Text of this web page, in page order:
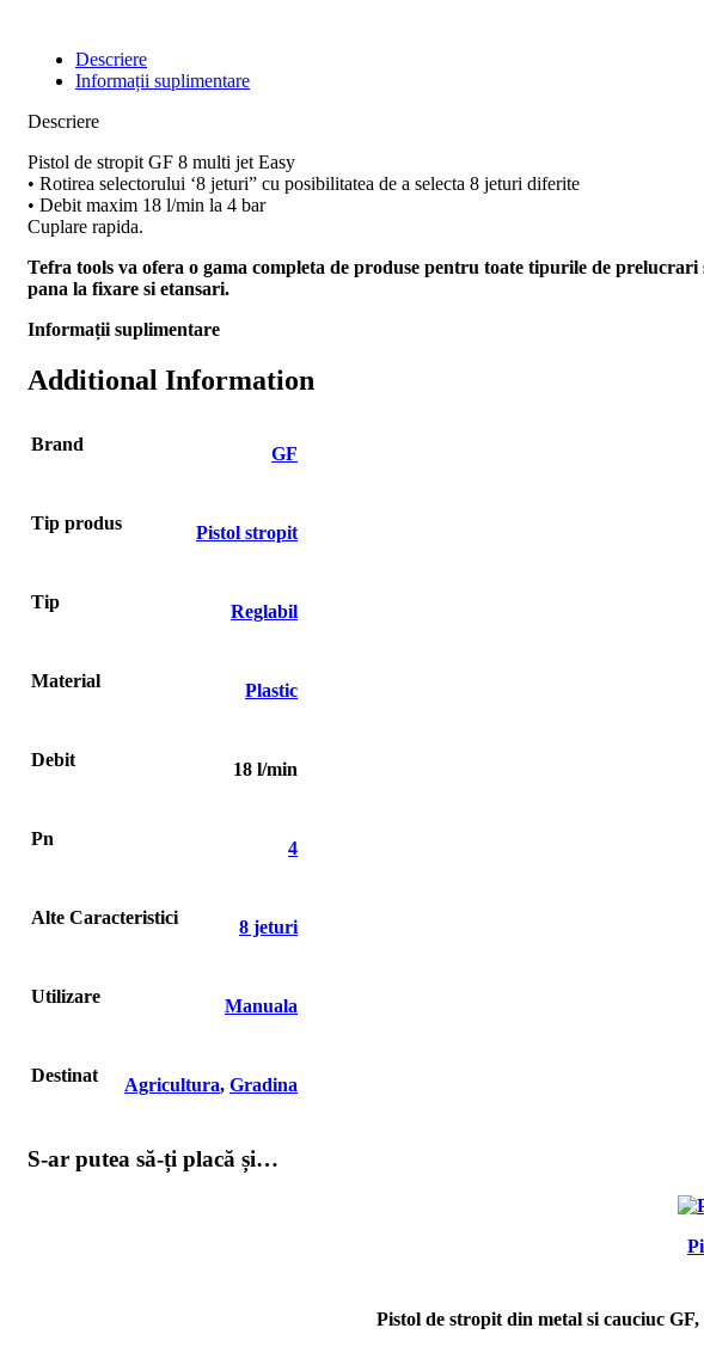
Descriere
Informații suplimentare
Descriere
Pistol de stropit GF 8 multi jet Easy
• Rotirea selectorului ‘8 jeturi” cu posibilitatea de a selecta 8 jeturi diferite
• Debit maxim 18 l/min la 4 bar
Cuplare rapida.
Tefra tools va ofera o gama completa de produse pentru toate tipurile de
pana la fixare si etansari.
Informații suplimentare
Additional Information
Brand GF
Tip produs Pistol stropit
Tip Reglabil
Material Plastic
Debit 18 l/min
Pn 4
Alte Caracteristici 8 jeturi
Utilizare Manuala
Destinat Agricultura, Gradina
S-ar putea să-ți placă și…
Pistol de stropit din metal si cauciuc